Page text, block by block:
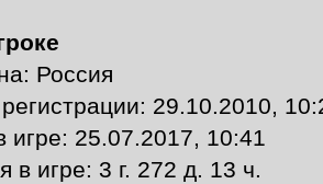
Россия
29.10.2010,
игре: 25.07.2017, 10:41
в игре: 3 г. 272 д. 13 ч.